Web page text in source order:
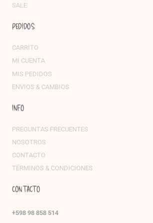
SALE
PEDIDOS
CARRITO
MI CUENTA
MIS PEDIDOS
ENVIOS & CAMBIOS
INFO
PREGUNTAS FRECUENTES
NOSOTROS
CONTACTO
TÉRMINOS & CONDICIONES
CONTACTO
+598 98 858 514